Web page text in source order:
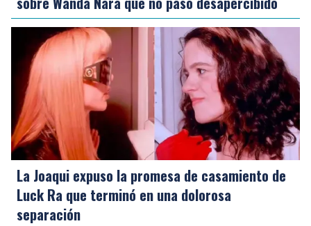
La Joaqui expuso la promesa de casamiento de
Luck Ra que terminó en una dolorosa
separación